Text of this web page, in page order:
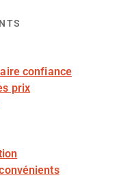
confiance
prix